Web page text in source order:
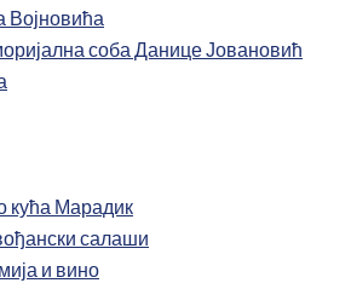
Војновића
соба Данице Јовановић
кућа Марадик
салаши
и вино